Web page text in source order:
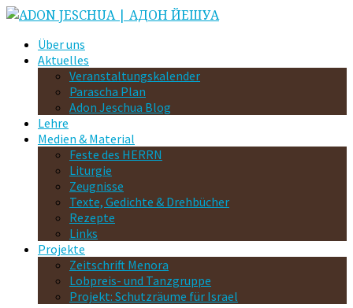
Über uns
Aktuelles
Veranstaltungskalender
Parascha Plan
Adon Jeschua Blog
Lehre
Medien & Material
Feste des HERRN
Liturgie
Zeugnisse
Texte, Gedichte & Drehbücher
Rezepte
Links
Projekte
Zeitschrift Menora
Lobpreis- und Tanzgruppe
Projekt: Schutzräume für Israel